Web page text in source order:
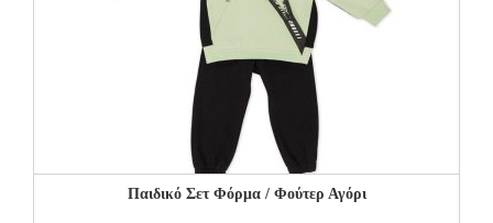
Παιδικό Σετ Φόρμα / Φούτερ Αγόρι